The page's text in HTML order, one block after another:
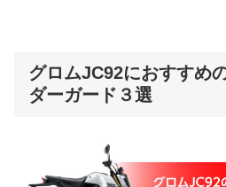
グロムJC92におすすめ
ダーガード３選